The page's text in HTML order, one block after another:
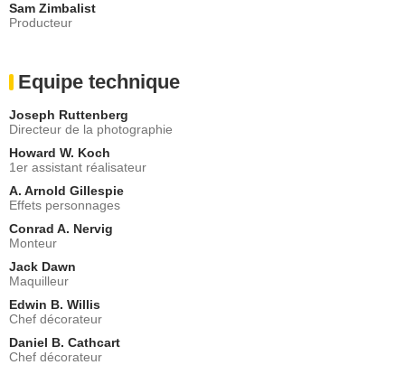
Sam Zimbalist
Producteur
Equipe technique
Joseph Ruttenberg
Directeur de la photographie
Howard W. Koch
1er assistant réalisateur
A. Arnold Gillespie
Effets personnages
Conrad A. Nervig
Monteur
Jack Dawn
Maquilleur
Edwin B. Willis
Chef décorateur
Daniel B. Cathcart
Chef décorateur